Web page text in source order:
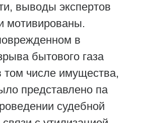
выводы экспертов
мотивированы.
в
бытового газа
том числе имущества,
представлено па
судебной